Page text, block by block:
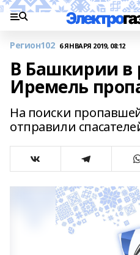
Регион102 6 ЯНВАРЯ 2019, 08:12
В Башкирии в
Иремель
На поиски
отправили